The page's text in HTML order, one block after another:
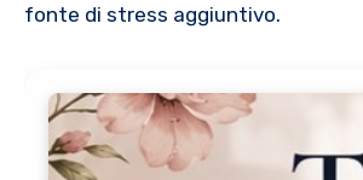
fonte di stress aggiuntivo.